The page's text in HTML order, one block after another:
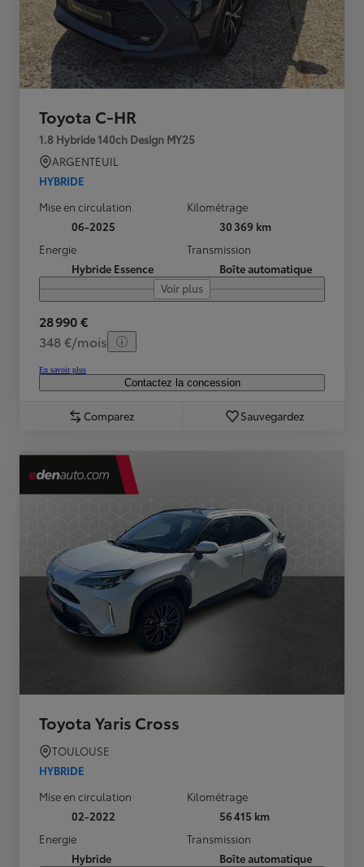
Toyota C-HR
1.8 Hybride 140ch Design MY25
ARGENTEUIL
HYBRIDE
Mise en circulation
06-2025
Kilométrage
30 369 km
Energie
Hybride Essence
Transmission
Boîte automatique
Voir plus
28 990 €
348 €/mois
En savoir plus
Contactez la concession
Comparez Sauvegardez
Toyota Yaris Cross
TOULOUSE
HYBRIDE
Mise en circulation
02-2022
Kilométrage
56 415 km
Energie
Hybride
Transmission
Boîte automatique